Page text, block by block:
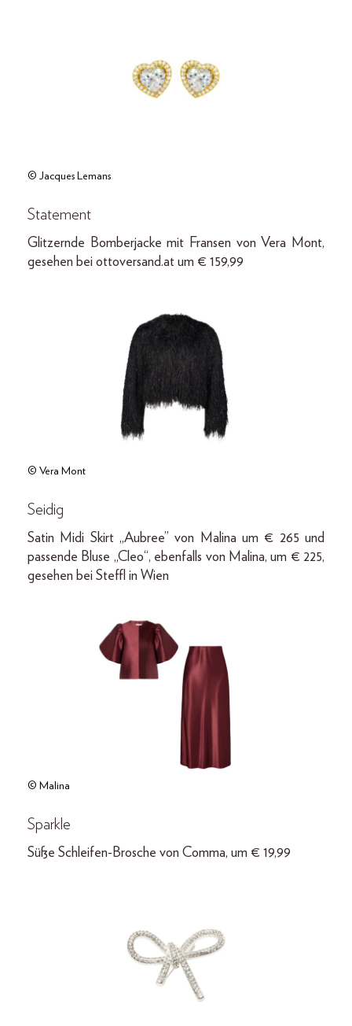
© Jacques Lemans
Statement
Glitzernde Bomberjacke mit Fransen von Vera Mont,
gesehen bei ottoversand.at um € 159,99
© Vera Mont
Seidig
Satin Midi Skirt „Aubree” von Malina um € 265 und
passende Bluse „Cleo“, ebenfalls von Malina, um € 225,
gesehen bei Steffl in Wien
© Malina
Sparkle
Süße Schleifen-Brosche von Comma, um € 19,99